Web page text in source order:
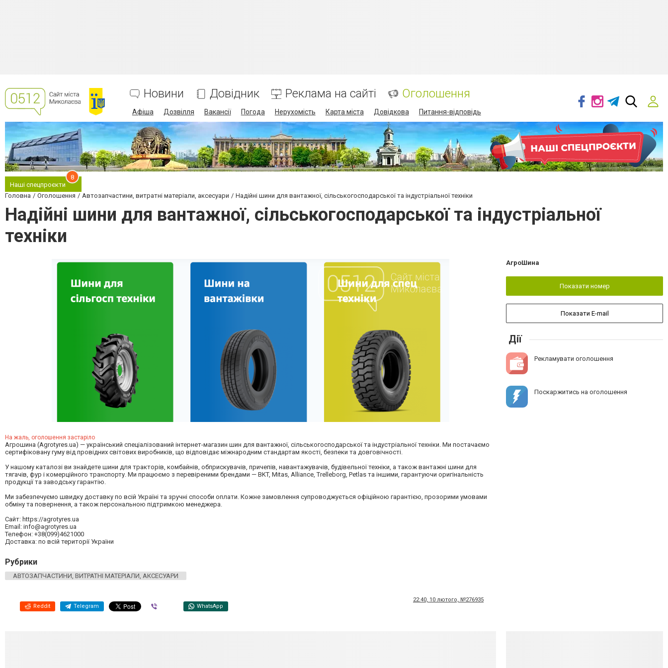
Новини Довідник Реклама на сайті Оголошення
Афіша Дозвілля Вакансії Погода Нерухомість Карта міста Довідкова Питання-відповідь
Наші спецпроєкти
8
Головна Оголошення Автозапчастини, витратні матеріали, аксесуари Надійні шини для вантажної, сільськогосподарської та індустріальної техніки
Надійні шини для вантажної, сільськогосподарської та індустріальної
техніки
На жаль, оголошення застаріло
Агрошина (Agrotyres.ua) — український спеціалізований інтернет-магазин шин для вантажної, сільськогосподарської та індустріальної техніки. Ми постачаємо
сертифіковану гуму від провідних світових виробників, що відповідає міжнародним стандартам якості, безпеки та довговічності.
У нашому каталозі ви знайдете шини для тракторів, комбайнів, обприскувачів, причепів, навантажувачів, будівельної техніки, а також вантажні шини для
тягачів, фур і комерційного транспорту. Ми працюємо з перевіреними брендами — BKT, Mitas, Alliance, Trelleborg, Petlas та іншими, гарантуючи оригінальність
продукції та заводську гарантію.
Ми забезпечуємо швидку доставку по всій Україні та зручні способи оплати. Кожне замовлення супроводжується офіційною гарантією, прозорими умовами
обміну та повернення, а також персональною підтримкою менеджера.
Сайт: https://agrotyres.ua
Email: info@agrotyres.ua
Телефон: +38(099)4621000
Доставка: по всій території України
Рубрики
АВТОЗАПЧАСТИНИ, ВИТРАТНІ МАТЕРІАЛИ, АКСЕСУАРИ
Reddit Telegram WhatsApp
22:40, 10 лютого, №276935
АгроШина
Показати номер
Показати E-mail
Дії
Рекламувати оголошення
Поскаржитись на оголошення